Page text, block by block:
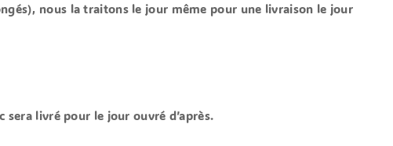
, nous la traitons le jour même pour une livraison le jour
livré pour le jour ouvré d’après.